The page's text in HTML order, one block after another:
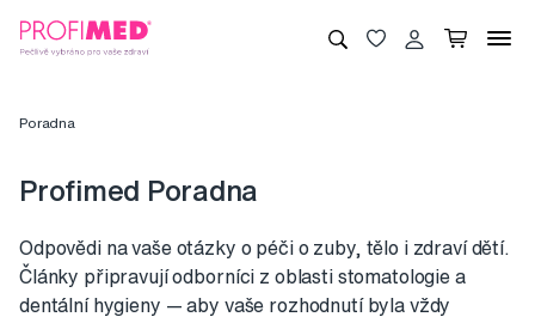
Poradna
Profimed Poradna
Odpovědi na vaše otázky o péči o zuby, tělo i zdraví dětí.
Články připravují odborníci z oblasti stomatologie a
dentální hygieny — aby vaše rozhodnutí byla vždy